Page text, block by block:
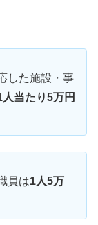
した施設・事
人当たり5万円
員は1人5万